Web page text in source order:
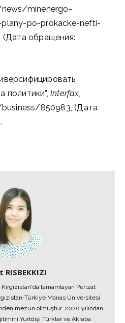
minenergo-
po-prokacke-nefti-
(Дата обращения:
политики”, Interfax,
850983, (Дата
RISBEKKIZI
tamamlayan Perizat
Türkiye Manas Üniversitesi
mezun olmuştur. 2020 yılından
Yurtdışı Türkler ve Akraba